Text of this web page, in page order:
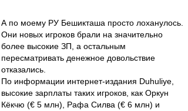
А по моему РУ Бешикташа просто лоханулось.
Они новых игроков брали на значительно
более высокие ЗП, а остальным
пересматривать денежное довольствие
отказались.
По информации интернет-издания Duhuliye,
высокие зарплаты таких игроков, как Оркун
Кëкчю (€ 5 млн), Рафа Силва (€ 6 млн) и